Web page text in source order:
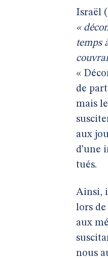
Israël
«
temps
«
de
mais
aux
d’une
tués.
Ainsi,
lors
aux
nous